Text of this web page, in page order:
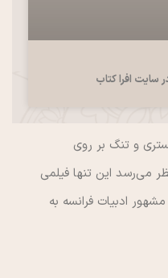
سایت افرا کتاب
و تنگ بر روی
می‌رسد این تنها فیلمی
ادبیات فرانسه به